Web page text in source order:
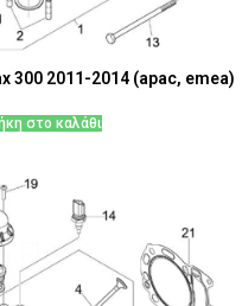
300 2011-2014 (apac, emea)
στο καλάθι